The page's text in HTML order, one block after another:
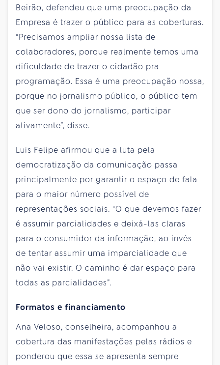
Beirão, defendeu que uma preocupação da
Empresa é trazer o público para as coberturas.
“Precisamos ampliar nossa lista de
colaboradores, porque realmente temos uma
dificuldade de trazer o cidadão pra
programação. Essa é uma preocupação nossa,
porque no jornalismo público, o público tem
que ser dono do jornalismo, participar
ativamente”, disse.
Luis Felipe afirmou que a luta pela
democratização da comunicação passa
principalmente por garantir o espaço de fala
para o maior número possível de
representações sociais. “O que devemos fazer
é assumir parcialidades e deixá-las claras
para o consumidor da informação, ao invés
de tentar assumir uma imparcialidade que
não vai existir. O caminho é dar espaço para
todas as parcialidades”.
Formatos e financiamento
Ana Veloso, conselheira, acompanhou a
cobertura das manifestações pelas rádios e
ponderou que essa se apresenta sempre